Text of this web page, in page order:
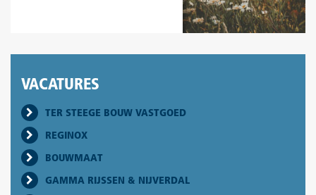
VACATURES
TER STEEGE BOUW VASTGOED
REGINOX
BOUWMAAT
GAMMA RIJSSEN & NIJVERDAL